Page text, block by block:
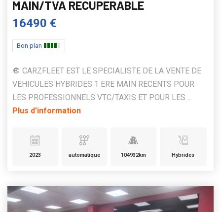
MAIN/TVA RECUPERABLE
16490 €
Bon plan
🔘 CARZFLEET EST LE SPECIALISTE DE LA VENTE DE
VEHICULES HYBRIDES 1 ERE MAIN RECENTS POUR
LES PROFESSIONNELS VTC/TAXIS ET POUR LES ...
Plus d'information
2023 automatique 104932km Hybrides